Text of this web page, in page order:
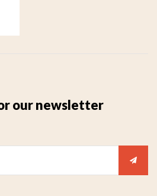
our newsletter